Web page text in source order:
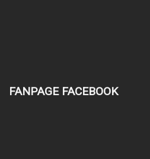
FANPAGE FACEBOOK